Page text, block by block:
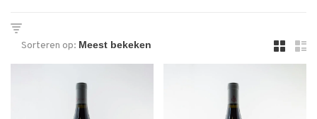
Sorteren op: